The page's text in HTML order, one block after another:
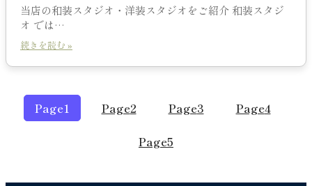
当店の和装スタジオ・洋装スタジオをご紹介 和装スタジ
オ では…
続きを読む »
Page1 Page2 Page3 Page4
Page5